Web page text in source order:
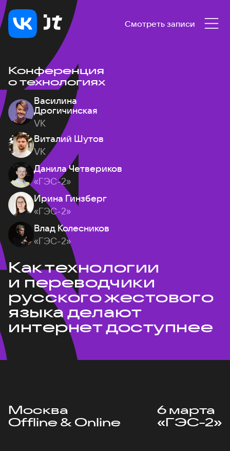
Смотреть записи
Конференция
о технологиях
Василина
Дрогичинская
VK
Виталий Шутов
VK
Данила Четвериков
«ГЭС-2»
Ирина Гинзберг
«ГЭС-2»
Влад Колесников
«ГЭС-2»
Как технологии
и переводчики
русского жестового
языка делают
интернет доступнее
Москва
Offline & Online
6 марта
«ГЭС-2»